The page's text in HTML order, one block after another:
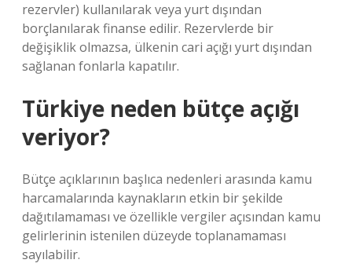
rezervler) kullanılarak veya yurt dışından
borçlanılarak finanse edilir. Rezervlerde bir
değişiklik olmazsa, ülkenin cari açığı yurt dışından
sağlanan fonlarla kapatılır.
Türkiye neden bütçe açığı
veriyor?
Bütçe açıklarının başlıca nedenleri arasında kamu
harcamalarında kaynakların etkin bir şekilde
dağıtılamaması ve özellikle vergiler açısından kamu
gelirlerinin istenilen düzeyde toplanamaması
sayılabilir.